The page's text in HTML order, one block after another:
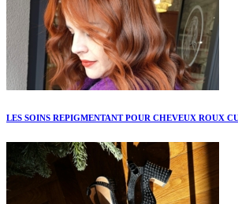
LES SOINS REPIGMENTANT POUR CHEVEUX ROUX